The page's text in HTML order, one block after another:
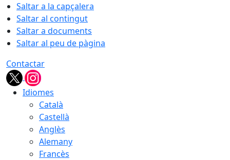
Saltar a la capçalera
Saltar al contingut
Saltar a documents
Saltar al peu de pàgina
Contactar
Idiomes
Català
Castellà
Anglès
Alemany
Francès